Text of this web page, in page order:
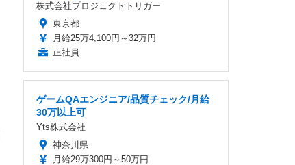
株式会社プロジェクトトリガー
東京都
月給25万4,100円～32万円
正社員
ゲームQAエンジニア/品質チェック/月給
30万以上可
Yts株式会社
神奈川県
月給29万300円～50万円